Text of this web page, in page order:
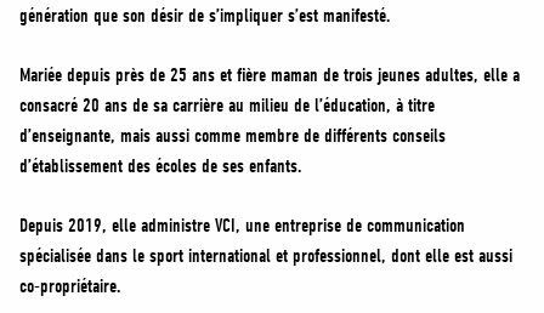
génération que son désir de s’impliquer s’est manifesté.
Mariée depuis près de 25 ans et fière maman de trois jeunes adultes, elle a
consacré 20 ans de sa carrière au milieu de l’éducation, à titre
d’enseignante, mais aussi comme membre de différents conseils
d’établissement des écoles de ses enfants.
Depuis 2019, elle administre VCI, une entreprise de communication
spécialisée dans le sport international et professionnel, dont elle est aussi
co-propriétaire.